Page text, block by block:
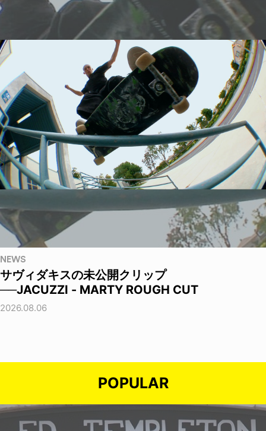
NEWS
サヴィダキスの未公開クリップ
──JACUZZI - MARTY ROUGH CUT
2026.08.06
POPULAR